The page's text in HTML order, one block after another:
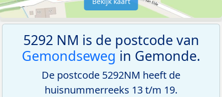
5292 NM is de postcode van
Gemondseweg in Gemonde.
De postcode 5292NM heeft de
huisnummerreeks 13 t/m 19.